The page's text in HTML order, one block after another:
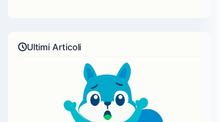
Ultimi Articoli